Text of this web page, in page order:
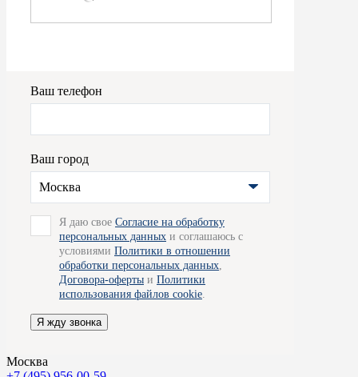
Ваш телефон
Ваш город
Москва
Я даю свое Согласие на обработку
персональных данных и соглашаюсь с
условиями Политики в отношении
обработки персональных данных
Договора-оферты и Политики
использования файлов cookie
Я жду звонка
Москва